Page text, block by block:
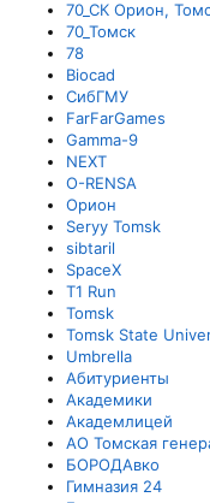
70_СК Орион,
70_Томск
78
Biocad
CибГМУ
FarFarGames
Gamma-9
NEXT
O-RENSA
Oрион
Seryy Tomsk
sibtaril
SpaceX
T1 Run
Tomsk
Tomsk State
Umbrella
Абитуриенты
Академики
Академлицей
АО Томская
БОРОДАвко
Гимназия 24